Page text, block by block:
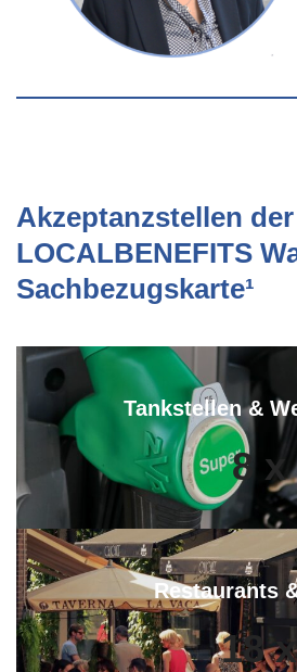
Akzeptanzstellen der
LOCALBENEFITS
Sachbezugskarte¹
Tankstellen &
8 x
Restaurants
18 x